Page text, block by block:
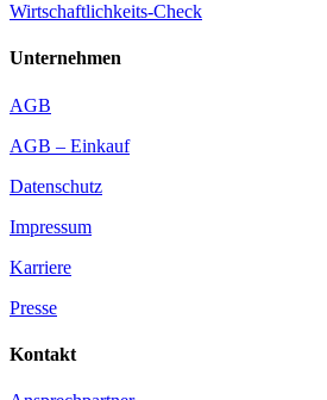
Wirtschaftlichkeits-Check
Unternehmen
AGB
AGB – Einkauf
Datenschutz
Impressum
Karriere
Presse
Kontakt